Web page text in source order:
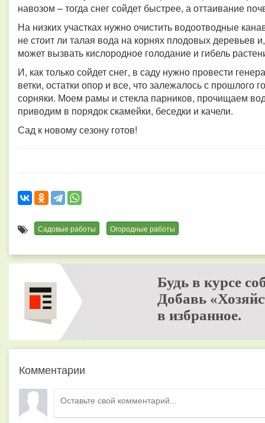
навозом – тогда снег сойдет быстрее, а оттаивание
На низких участках нужно очистить водоотводные
не стоит ли талая вода на корнях плодовых деревьев
может вызвать кислородное голодание и гибель
И, как только сойдет снег, в саду нужно провести
ветки, остатки опор и все, что залежалось с
сорняки. Моем рамы и стекла парников, прочищаем
приводим в порядок скамейки, беседки и качели.
Сад к новому сезону готов!
Садовые работы Огородные работы
Будь в курсе
Добавь
в избранное.
Комментарии